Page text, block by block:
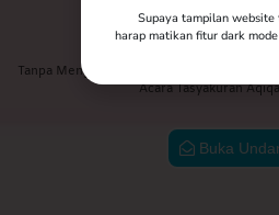
Tamu
Tanpa Mengurangi Rasa Hormat, Kami
Acara Tasyakuran
Buka
Supaya tampilan website
harap matikan fitur dark